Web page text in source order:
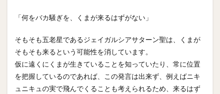
「何をバカ騒ぎを、くまが来るはずがない」
そもそも五老星であるジェイガルシアサターン聖は、くまが
そもそも来るという可能性を消しています。
仮に遠くにくまが生きていることを知っていたり、常に位置
を把握しているのであれば、この発言は出来ず、例えばニキ
ュニキュの実で飛んでくることも考えられるため、来るはず